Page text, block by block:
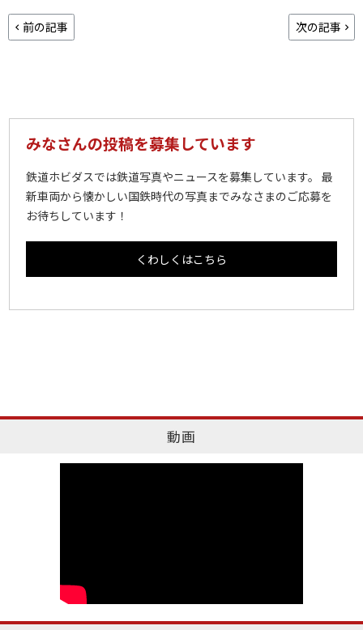
前の記事 次の記事
みなさんの投稿を募集しています
鉄道ホビダスでは鉄道写真やニュースを募集しています。 最
新車両から懐かしい国鉄時代の写真までみなさまのご応募を
お待ちしています！
くわしくはこちら
動画